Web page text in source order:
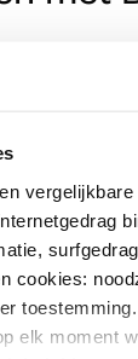
cookies:
elk moment